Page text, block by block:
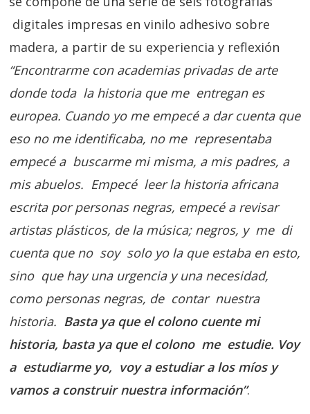
digitales impresas en vinilo adhesivo sobre
madera, a partir de su experiencia y reflexión
“Encontrarme con academias privadas de arte
donde toda la historia que me entregan es
europea. Cuando yo me empecé a dar cuenta que
eso no me identificaba, no me representaba
empecé a buscarme mi misma, a mis padres, a
mis abuelos. Empecé leer la historia africana
escrita por personas negras, empecé a revisar
artistas plásticos, de la música; negros, y me di
cuenta que no soy solo yo la que estaba en esto,
sino que hay una urgencia y una necesidad,
como personas negras, de contar nuestra
historia. Basta ya que el colono cuente mi
historia, basta ya que el colono me estudie. Voy
a estudiarme yo, voy a estudiar a los míos y
vamos a construir nuestra información”.